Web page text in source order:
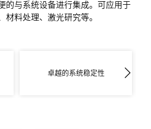
的与系统设备进行集成。可应用于
材料处理、激光研究等。
卓越的系统稳定性